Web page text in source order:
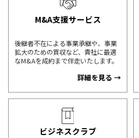
M&A支援サービス
後継者不在による事業承継や、事業
拡大のための買収など、貴社に最適
なM&Aを成約まで伴走いたします。
詳細を見る
ビジネスクラブ